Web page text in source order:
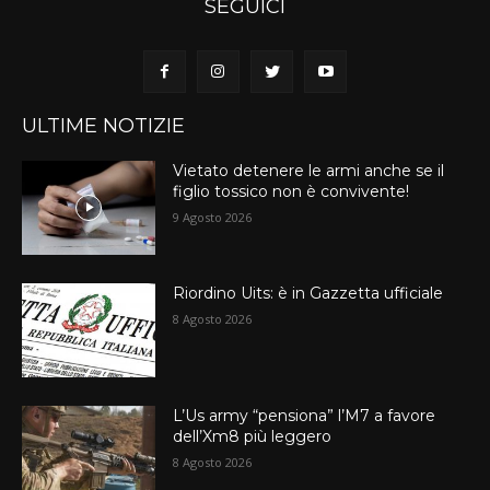
SEGUICI
ULTIME NOTIZIE
Vietato detenere le armi anche se il
figlio tossico non è convivente!
9 Agosto 2026
Riordino Uits: è in Gazzetta ufficiale
8 Agosto 2026
L’Us army “pensiona” l’M7 a favore
dell’Xm8 più leggero
8 Agosto 2026